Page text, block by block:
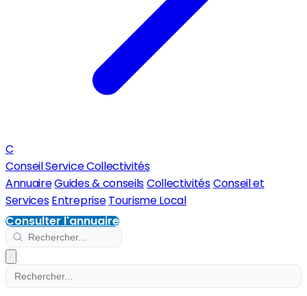
C
Conseil Service Collectivités
AnnuaireGuides & conseilsCollectivitésConseil et
ServicesEntreprise Tourisme Local
Consulter l'annuaire